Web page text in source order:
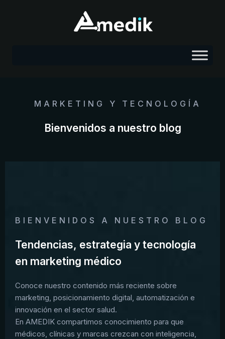
MARKETING Y TECNOLOGÍA
Bienvenidos a nuestro blog
BIENVENIDOS A NUESTRO BLOG
Tendencias, estrategia y tecnología
en marketing médico
Conoce nuestro contenido más reciente sobre
marketing, posicionamiento digital, automatización e
innovación en el sector salud.
En AMEDIK compartimos conocimiento para que
médicos, clínicas y marcas crezcan con inteligencia,